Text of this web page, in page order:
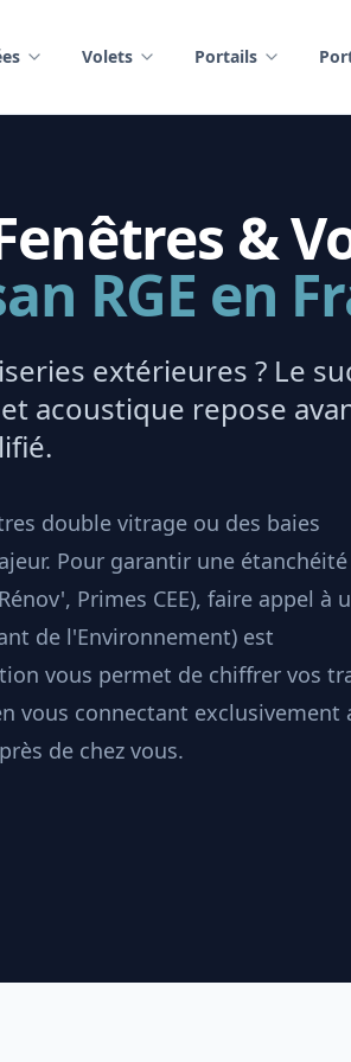
Volets Portails
&
RGE en
extérieures ? Le
acoustique repose
double vitrage ou des baies
Pour garantir une étanchéité
Primes CEE), faire appel à
de l'Environnement) est
vous permet de chiffrer vos
vous connectant exclusivement
de chez vous.